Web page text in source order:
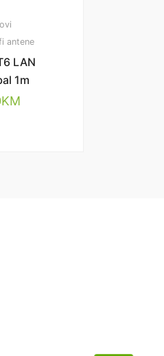
antene
LAN
1m
KM